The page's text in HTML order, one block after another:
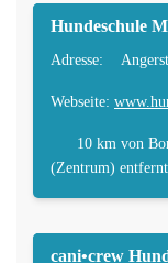
Hundeschule
Adresse:
Webseite:
10 km von
(Zentrum) entfernt
cani•crew